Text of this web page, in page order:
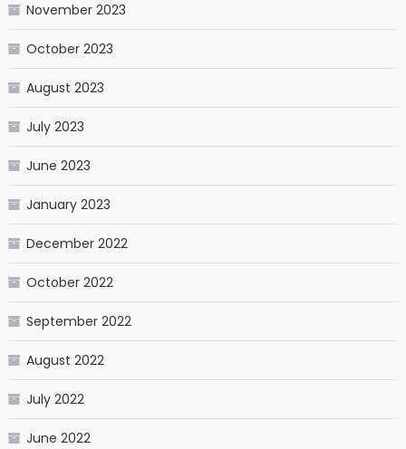
November 2023
October 2023
August 2023
July 2023
June 2023
January 2023
December 2022
October 2022
September 2022
August 2022
July 2022
June 2022